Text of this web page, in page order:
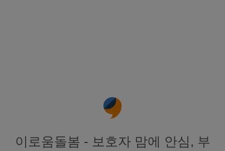
이로움돌봄 - 보호자 맘에 안심, 부